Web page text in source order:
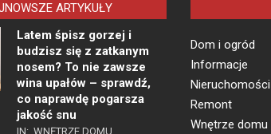
ARTYKUŁY
Latem śpisz gorzej i
budzisz się z zatkanym
nosem? To nie zawsze
wina upałów – sprawdź,
co naprawdę pogarsza
jakość snu
IN: WNĘTRZE DOMU
Dom i ogród
Informacje
Nieruchomości
Remont
Wnętrze domu